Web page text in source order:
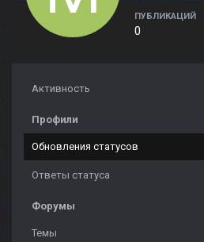
ПУБЛИКАЦИЙ
0
Активность
Профили
Обновления статусов
Ответы статуса
Форумы
Темы